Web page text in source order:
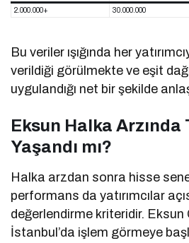
2.000.000+ 30.000.000
Bu veriler ışığında her
verildiği görülmekte ve eşit
uygulandığı net bir şekilde
Eksun Halka Arzında
Yaşandı mı?
Halka arzdan sonra hisse
performans da yatırımcılar
değerlendirme kriteridir. Eksun
İstanbul’da işlem görmeye